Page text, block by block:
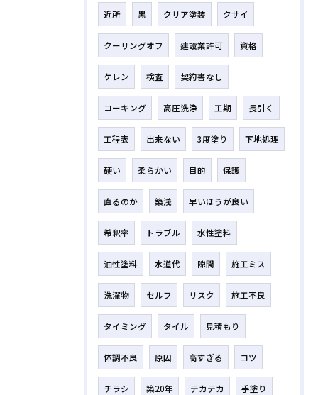
近所 黒 クリア塗装 クサイ
クーリングオフ 建設業許可 資格
ケレン 検査 契約書なし
コーキング 高圧洗浄 工期 長引く
工程表 出来ない 3度塗り 下地処理
硬い 柔らかい 目的 保護
直るのか 築浅 早いほうが良い
希釈率 トラブル 水性塗料
油性塗料 水道代 隙間 施工ミス
洗濯物 セルフ リスク 施工不良
タイミング タイル 見積もり
体調不良 原因 高すぎる コツ
チラシ 築20年 テカテカ 手塗り